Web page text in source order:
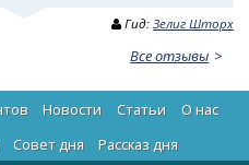
Гид:Зелиг Шторх
Все отзывы
Новости Статьи
О нас
Cовет дня Рассказ дня